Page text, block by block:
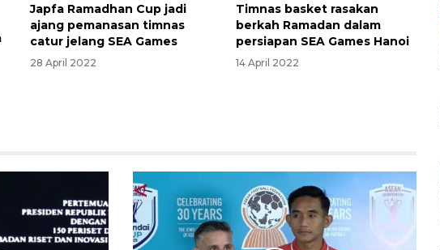
Japfa Ramadhan Cup jadi
ajang pemanasan timnas
catur jelang SEA Games
28 April 2022
Timnas basket rasakan
berkah Ramadan dalam
persiapan SEA Games Hanoi
14 April 2022